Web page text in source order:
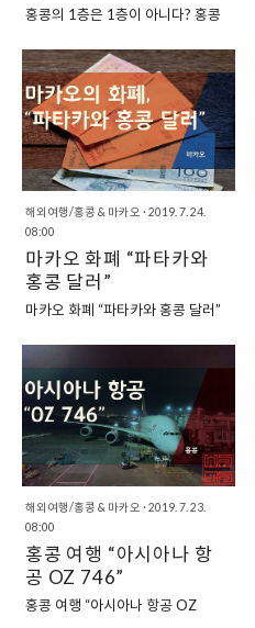
지만, 나름 최소한의 기능을 갖추고
이 아닐까 하지요. 여행을 다니다 보
니, 이제는 단순히 기념을 위해서 구
입하는 제품보다는 이렇게 일생생
활에서 활용할 수 있는 제품들을 구
입하는 것이 더 좋더군..
홍콩의 1층은 1층이 아니다? 홍콩
만, 여전히 “영국식 문화”의 잔재를
많이 찾아볼 수 있습니다. 특히, 언
어적인 측면에서도 우리에게 익숙
한 미국식 영어가 아니라, 영국식 영
어의 잔재를 찾을 수 있지요. “영국
의 문화가 여전히 남아있는 홍콩”
홍콩이 중국으로 반환된 지 20년이
넘었지만, 여전히 간직하고 있는 영
국의 문화가 있습니다. 대표적으로
는 교통 시스템이라고 할 수 있는데
요. 홍콩은 중국 대륙과 달리, 영국
과 마찬가지로, 차들이 왼쪽으로 달
립니다. 운전석은 그래서 우리와 반
대인 오른쪽에 자리를 잡고 있지요.
또 한 가지, 영국에서 볼 수 있는 애
프터눈 티 문화를 찾아볼 수 있기도
하지요. “영국식 영어를 사용하는
홍콩” 홍콩은 현재는 영어와 광둥어
(중국어)를 공용어..
해외여행/홍콩 & 마카오 · 2019. 7. 24.
08:00
마카오 화폐 “파타카와
홍콩 달러”
마카오 화폐 “파타카와 홍콩 달러”
우에는 주로 “홍콩”을 여행하면서
잠깐 들렀다가 가는 곳으로 여기는
경우가 많습니다. 그래서 보통, 홍콩
으로 들어가서 마카오를 잠깐 다녀
오는 정도로 둘러보는 경우가 많지
요. 그런데, 여기에서 의문점이 생기
기도 합니다. 홍콩과 마카오는 같은
중국 안에 있지만, 서로 다른 독자적
인 정부를 구성하고 있는 형태이지
요. “홍콩과 마카오의 관계는?” 홍콩
과 마카오는 모두 1999년에 중국
에 반환이 되었습니다. 홍콩의 경우
에는 영국에서 반환이 되었고, 마카
해외여행/홍콩 & 마카오 · 2019. 7. 23.
08:00
홍콩 여행 “아시아나 항
공 OZ 746”
홍콩 여행 “아시아나 항공 OZ